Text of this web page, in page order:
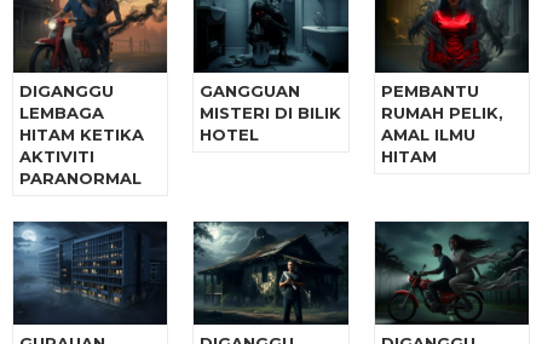
DIGANGGU
LEMBAGA
HITAM KETIKA
AKTIVITI
PARANORMAL
GANGGUAN
MISTERI DI BILIK
HOTEL
PEMBANTU
RUMAH PELIK,
AMAL ILMU
HITAM